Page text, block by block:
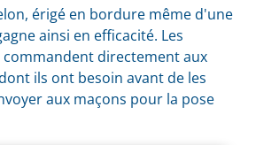
érigé en bordure même d'une
ainsi en efficacité. Les
directement aux
ils ont besoin avant de les
aux maçons pour la pose